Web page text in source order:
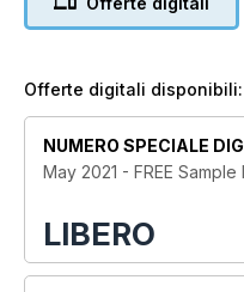
from T+A, Focal updates
Barry Fox, Andrew
Offerte digitali disponibili:
NUMERO SPECIALE
May 2021 - FREE Sample
LIBERO